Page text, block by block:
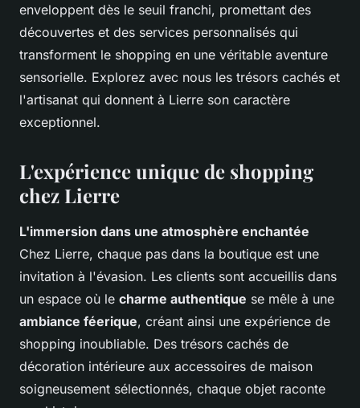
enveloppent dès le seuil franchi, promettant des
découvertes et des services personnalisés qui
transforment le shopping en une véritable aventure
sensorielle. Explorez avec nous les trésors cachés et
l'artisanat qui donnent à Lierre son caractère
exceptionnel.
L'expérience unique de shopping
chez Lierre
L'immersion dans une atmosphère enchantée
Chez Lierre, chaque pas dans la boutique est une
invitation à l'évasion. Les clients sont accueillis dans
un espace où le charme authentique se mêle à une
ambiance féerique, créant ainsi une expérience de
shopping inoubliable. Des trésors cachés de
décoration intérieure aux accessoires de maison
soigneusement sélectionnés, chaque objet raconte